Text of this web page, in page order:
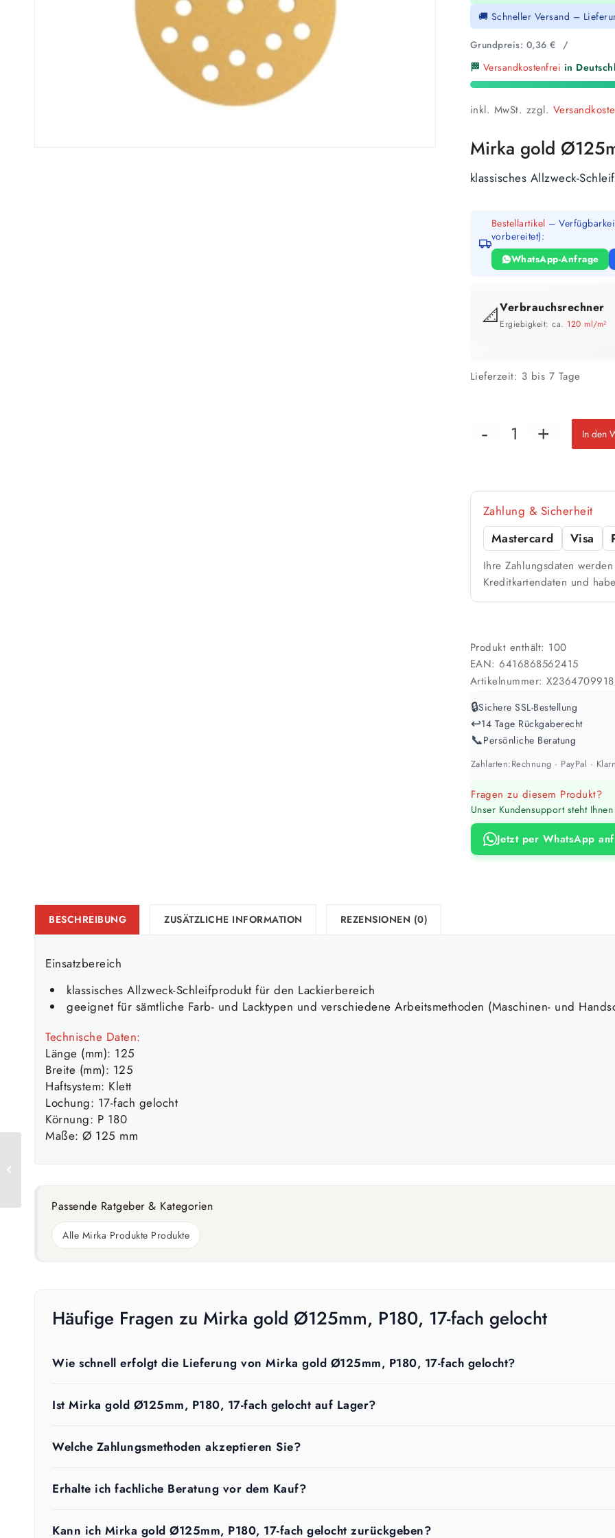
🚚 Schneller Versand –
Grundpreis: 0,36€ /
🏁 Versandkostenfrei in
inkl. MwSt. zzgl.
Mirka gold
klassisches Allzweck-
Bestellartikel –
vorbereitet):
WhatsApp-Anfrage
📐Verbrauchsrechner
Ergiebigkeit: ca. 120 ml/m²
bis ca.3 m²
🎨 Jetziger Zustand
Farbig / dunkel
2 Anstriche
Werte sind Richtwerte und können je
Lieferzeit: 3 bis 7 Tage
In den
Zahlung & Sicherheit
Mastercard
Visa
Ihre Zahlungsdaten
Kreditkartendaten und
Produkt enthält: 100
EAN:6416868562415
Artikelnummer:X2364709918
🔒Sichere SSL-Bestellung
↩️14 Tage Rückgaberecht
📞Persönliche Beratung
Zahlarten:Rechnung · PayPal ·
Fragen zu diesem Produkt?
Unser Kundensupport steht
Jetzt per WhatsApp
BESCHREIBUNG ZUSÄTZLICHE INFORMATION REZENSIONEN (0)
Einsatzbereich
klassisches Allzweck-Schleifprodukt für den Lackierbereich
geeignet für sämtliche Farb- und Lacktypen und verschiedene Arbeitsmethoden (Maschinen- und
Technische Daten:
Länge (mm): 125
Breite (mm): 125
Haftsystem: Klett
Lochung: 17-fach gelocht
Körnung: P 180
Maße: Ø 125 mm
Passende Ratgeber & Kategorien
Alle Mirka Produkte Produkte
Häufige Fragen zu Mirka gold Ø125mm, P180, 17-fach gelocht
Wie schnell erfolgt die Lieferung von Mirka gold Ø125mm, P180, 17-fach gelocht?
Ist Mirka gold Ø125mm, P180, 17-fach gelocht auf Lager?
Welche Zahlungsmethoden akzeptieren Sie?
Erhalte ich fachliche Beratung vor dem Kauf?
Kann ich Mirka gold Ø125mm, P180, 17-fach gelocht zurückgeben?